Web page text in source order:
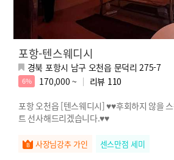
포항-텐스웨디시
경북 포항시 남구 오천읍 문덕리 275-7
6% 170,000 ~ 리뷰 110
포항 오천읍 [텐스웨디시] ♥♥후회하지 않을
트 선사해드리겠습니다.♥♥
사장님강추 가인 센스만점 세미